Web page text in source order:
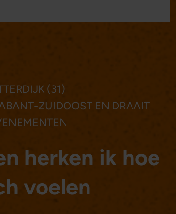
(31)
ZUIDOOST EN DRAAIT
herken ik hoe
voelen